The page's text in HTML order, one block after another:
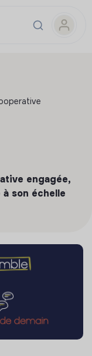
engagée,
son échelle